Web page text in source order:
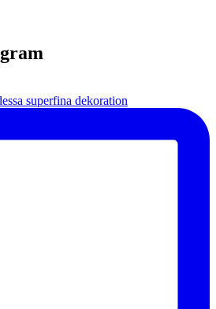
superfina dekoration